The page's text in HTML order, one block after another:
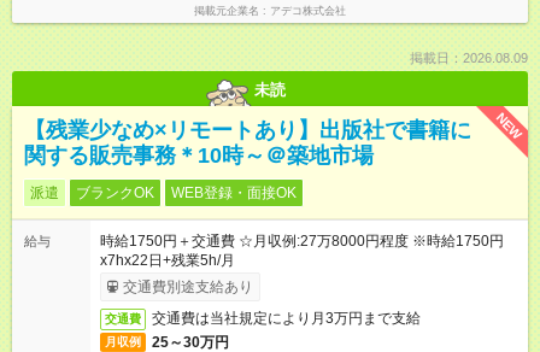
掲載元企業名 アデコ株式会社
掲載日：2026.08.09
未読
NEW
【残業少なめ×リモートあり】出版社で書籍に
関する販売事務＊10時～＠築地市場
派遣 ブランクOK WEB登録・面接OK
給与
時給1750円＋交通費 ☆月収例:27万8000円程度 ※時給1750円
x7hx22日+残業5h/月
交通費別途支給あり
交通費 交通費は当社規定により月3万円まで支給
月収例 25～30万円